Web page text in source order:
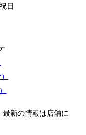
日
新の情報は店舗に